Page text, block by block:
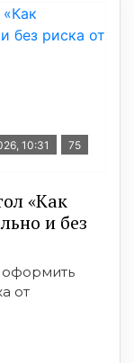
10:31 75
«Как
и без
оформить
от